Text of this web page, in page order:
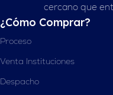
cercano que
¿Cómo Comprar?
Proceso
Venta Instituciones
Despacho